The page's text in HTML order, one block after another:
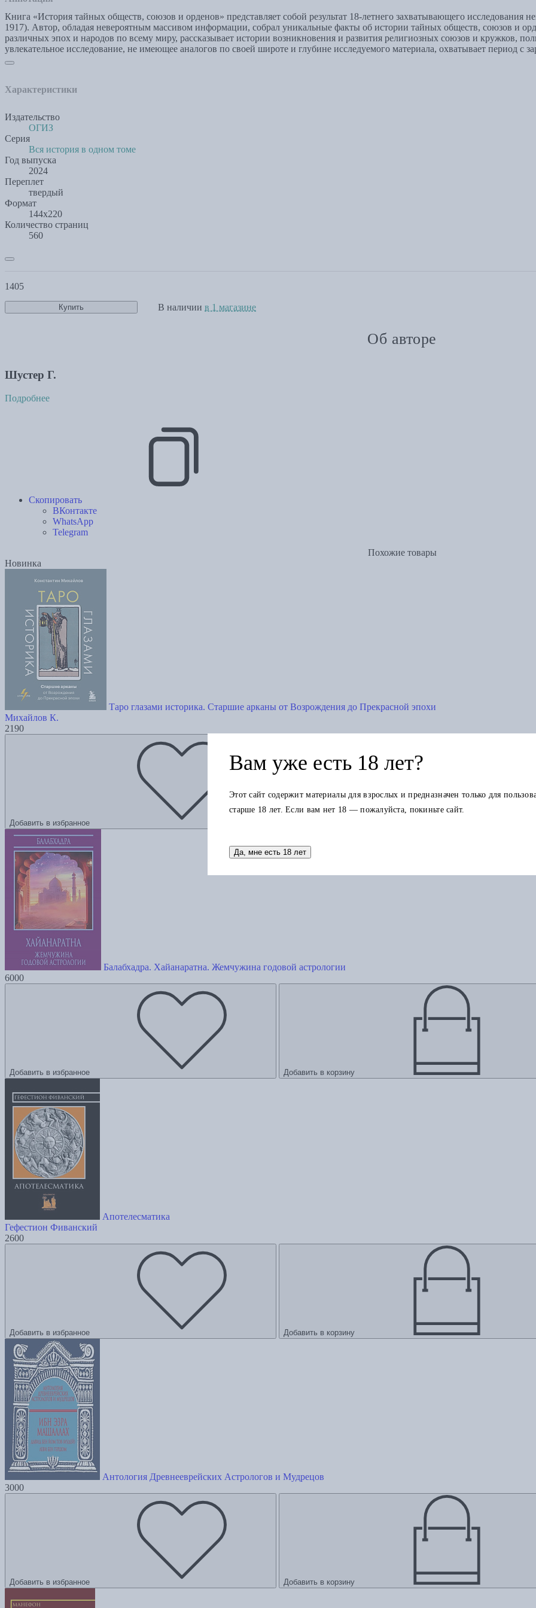
Книга «История тайных обществ, союзов и орденов» представляет собой результат 18-летнего захватывающего исследования
1917). Автор, обладая невероятным массивом информации, собрал уникальные факты об истории тайных обществ, союзов и
различных эпох и народов по всему миру, рассказывает истории возникновения и развития религиозных союзов и кружков,
увлекательное исследование, не имеющее аналогов по своей широте и глубине исследуемого материала, охватывает период с
Характеристики
Издательство
ОГИЗ
Серия
Вся история в одном томе
Год выпуска
2024
Переплет
твердый
Формат
144х220
Количество страниц
560
1405
Купить В наличии в 1 магазине
Об авторе
Шустер Г.
Подробнее
Скопировать
ВКонтакте
WhatsApp
Telegram
Похожие товары
Новинка
Таро глазами историка. Старшие арканы от Возрождения до Прекрасной эпохи
Михайлов К.
2190
Добавить в избранное
Балабхадра. Хайанаратна. Жемчужина годовой астрологии
6000
Добавить в избранное Добавить в корзину
Апотелесматика
Гефестион Фиванский
2600
Добавить в избранное Добавить в корзину
Антология Древнееврейских Астрологов и Мудрецов
3000
Добавить в избранное Добавить в корзину
Вам уже есть 18 лет?
Этот сайт содержит материалы для взрослых и предназначен только для
старше 18 лет. Если вам нет 18 — пожалуйста, покиньте сайт.
Да, мне есть 18 лет